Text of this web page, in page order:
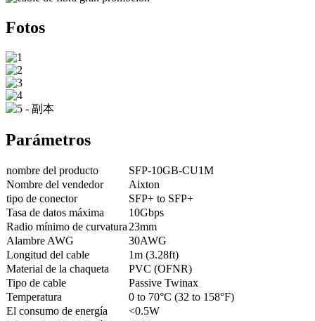
Fotos
Parámetros
nombre del producto
SFP-10GB-CU1M
Nombre del vendedor
Aixton
tipo de conector
SFP+ to SFP+
Tasa de datos máxima
10Gbps
Radio mínimo de curvatura 23mm
Alambre AWG
30AWG
Longitud del cable
1m (3.28ft)
Material de la chaqueta
PVC (OFNR)
Tipo de cable
Passive Twinax
Temperatura
0 to 70°C (32 to 158°F)
El consumo de energía
<0.5W